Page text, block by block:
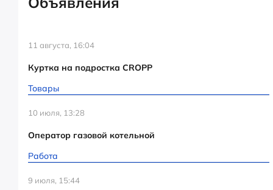
11 августа, 16:04
Куртка на подростка CROPP
Товары
10 июля, 13:28
Оператор газовой котельной
Работа
9 июля, 15:44